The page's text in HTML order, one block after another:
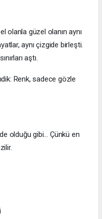
olanla güzel olanın aynı
aynı çizgide birleşti.
aştı.
Renk, sadece gözle
olduğu gibi… Çünkü en